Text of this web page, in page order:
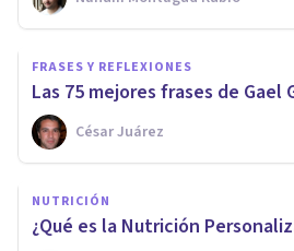
FRASES Y REFLEXIONES
Las 75 mejores frases de Gael
César Juárez
NUTRICIÓN
¿Qué es la Nutrición